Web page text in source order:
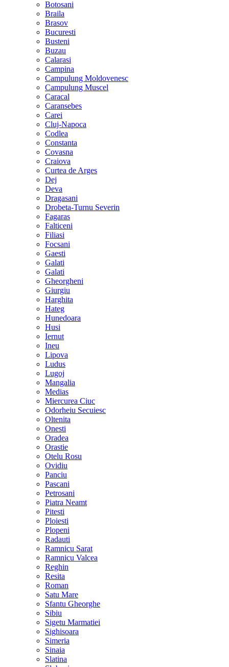
Botosani
Braila
Brasov
Bucuresti
Busteni
Buzau
Calarasi
Campina
Campulung Moldovenesc
Campulung Muscel
Caracal
Caransebes
Carei
Cluj-Napoca
Codlea
Constanta
Covasna
Craiova
Curtea de Arges
Dej
Deva
Dragasani
Drobeta-Turnu Severin
Fagaras
Falticeni
Filiasi
Focsani
Gaesti
Galati
Galati
Gheorgheni
Giurgiu
Harghita
Hateg
Hunedoara
Husi
Iernut
Ineu
Lipova
Ludus
Lugoj
Mangalia
Medias
Miercurea Ciuc
Odorheiu Secuiesc
Oltenita
Onesti
Oradea
Orastie
Otelu Rosu
Ovidiu
Panciu
Pascani
Petrosani
Piatra Neamt
Pitesti
Ploiesti
Plopeni
Radauti
Ramnicu Sarat
Ramnicu Valcea
Reghin
Resita
Roman
Satu Mare
Sfantu Gheorghe
Sibiu
Sigetu Marmatiei
Sighisoara
Simeria
Sinaia
Slatina